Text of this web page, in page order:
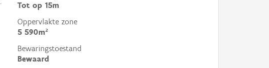
Tot op 15m
Oppervlakte zone
5 590m²
Bewaringstoestand
Bewaard